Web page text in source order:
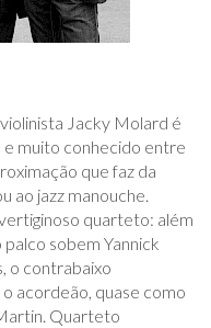
Jacky Molard é
e muito conhecido entre
que faz da
ao jazz manouche.
quarteto: além
sobem Yannick
o contrabaixo
acordeão, quase como
Quarteto